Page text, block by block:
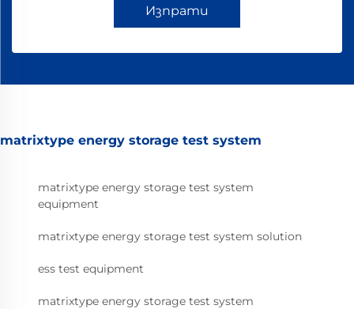
Изпрати
matrixtype energy storage test system
matrixtype energy storage test system
equipment
matrixtype energy storage test system solution
ess test equipment
matrixtype energy storage test system